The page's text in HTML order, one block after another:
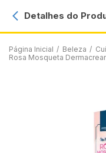
Página Inicial / Beleza /
Rosa Mosqueta
Detalhes do